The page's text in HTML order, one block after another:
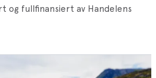
og fullfinansiert av Handelens